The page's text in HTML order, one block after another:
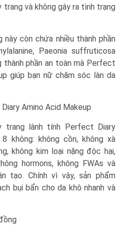
trang và không gây ra tình trạng
còn chứa nhiều thành phần
Paeonia suffruticosa
phần an toàn mà Perfect
giúp bạn nữ chăm sóc làn da
Amino Acid Makeup
trang lành tính Perfect Diary
không: không cồn, không xà
không kim loại nặng độc hại,
hormons, không FWAs và
tạo. Chính vì vậy, sản phẩm
bụi bẩn cho da khô nhanh và